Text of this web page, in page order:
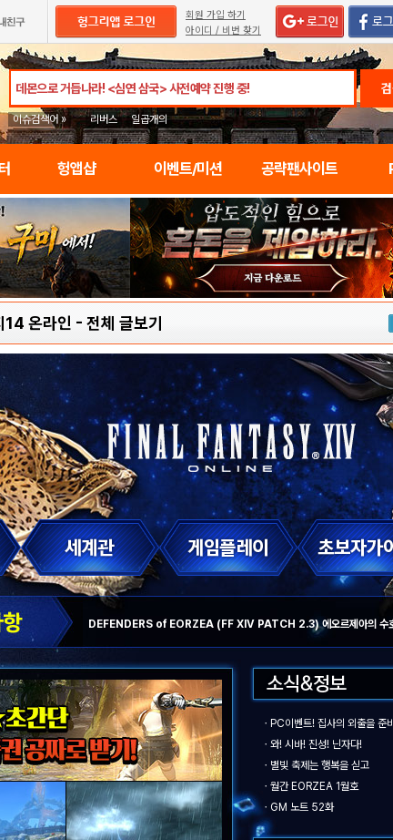
회원 가입 하기
아이디 / 비번 찾기
이슈검색어 » 리버스 일곱개의
헝앱샵 이벤트/미션 공략팬사이트
14 온라인 - 전체 글보기
DEFENDERS of EORZEA (FF XIV PATCH 2.3) 에오르제아의 수
ㆍ PC이벤트! 집사의 외출을 준
ㆍ 와! 시바! 진성! 닌자다!
ㆍ 별빛 축제는 행복을 싣고
ㆍ 월간 EORZEA 1월호
ㆍ GM 노트 52화